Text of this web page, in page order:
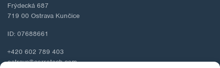
Frýdecká 687
719 00 Ostrava Kunčice
ID: 07688661
+420 602 789 403
ostrava@corrotech.com